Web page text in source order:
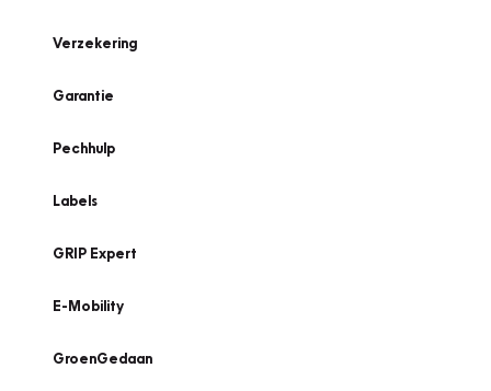
Verzekering
Garantie
Pechhulp
Labels
GRIP Expert
E-Mobility
GroenGedaan